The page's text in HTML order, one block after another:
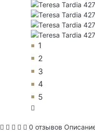
1
2
3
4
5
0 отзывов